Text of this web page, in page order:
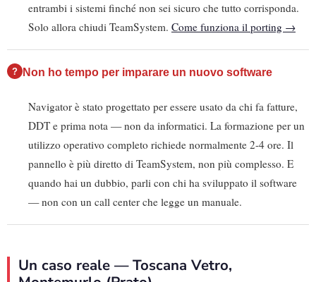
entrambi i sistemi finché non sei sicuro che tutto corrisponda.
Solo allora chiudi TeamSystem. Come funziona il porting →
Non ho tempo per imparare un nuovo software
Navigator è stato progettato per essere usato da chi fa fatture,
DDT e prima nota — non da informatici. La formazione per un
utilizzo operativo completo richiede normalmente 2-4 ore. Il
pannello è più diretto di TeamSystem, non più complesso. E
quando hai un dubbio, parli con chi ha sviluppato il software
— non con un call center che legge un manuale.
Un caso reale — Toscana Vetro,